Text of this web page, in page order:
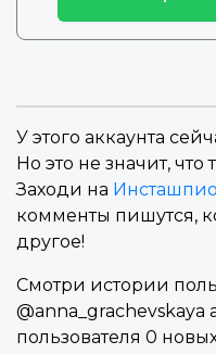
У этого аккаунта
Но это не значит,
Заходи на
комменты пишутся,
другое!
Смотри истории
@anna_grachevskaya
пользователя 0